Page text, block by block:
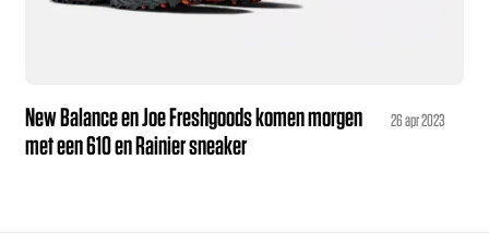
New Balance en Joe Freshgoods komen morgen
met een 610 en Rainier sneaker
26 apr 2023